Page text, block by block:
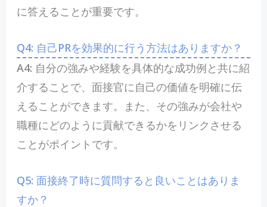
に答えることが重要です。
Q4: 自己PRを効果的に行う方法はありますか？
A4: 自分の強みや経験を具体的な成功例と共に紹
介することで、面接官に自己の価値を明確に伝
えることができます。また、その強みが会社や
職種にどのように貢献できるかをリンクさせる
ことがポイントです。
Q5: 面接終了時に質問すると良いことはありま
すか？